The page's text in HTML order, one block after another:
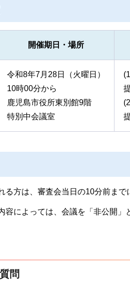
開催期日・場所
令和8年7月28日（火曜日）
10時00分から
鹿児島市役所東別館9階
特別中会議室
る方は、審査会当日の10分前まで
容によっては、会議を「非公開
問